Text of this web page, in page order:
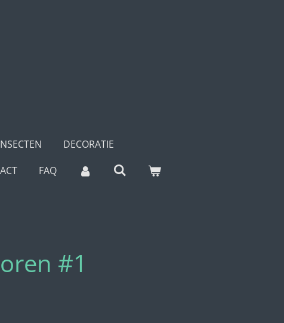
DECORATIE
FAQ
#1